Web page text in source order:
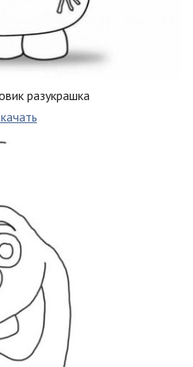
разукрашка